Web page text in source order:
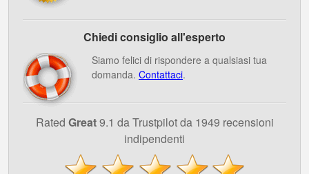
Chiedi consiglio all'esperto
Siamo felici di rispondere a qualsiasi tua
domanda. Contattaci.
Rated Great9.1 da Trustpilot da 1949 recensioni
indipendenti